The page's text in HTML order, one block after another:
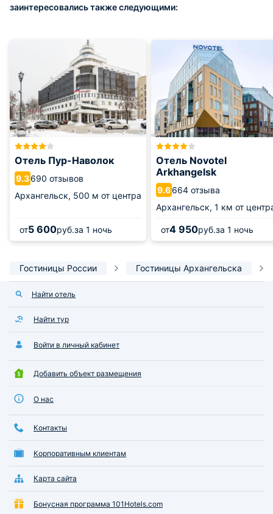
заинтересовались также следующими:
Отель Пур-Наволок
9.3690 отзывов
Архангельск, 500 м от центра
от5 600руб.за 1 ночь
Отель Novotel
Arkhangelsk
9.6664 отзыва
Архангельск, 1 км от
от4 950руб.за 1 ночь
Гостиницы России Гостиницы Архангельска
Найти отель
Найти тур
Войти в личный кабинет
Добавить объект размещения
О нас
Контакты
Корпоративным клиентам
Карта сайта
Бонусная программа 101Hotels.com